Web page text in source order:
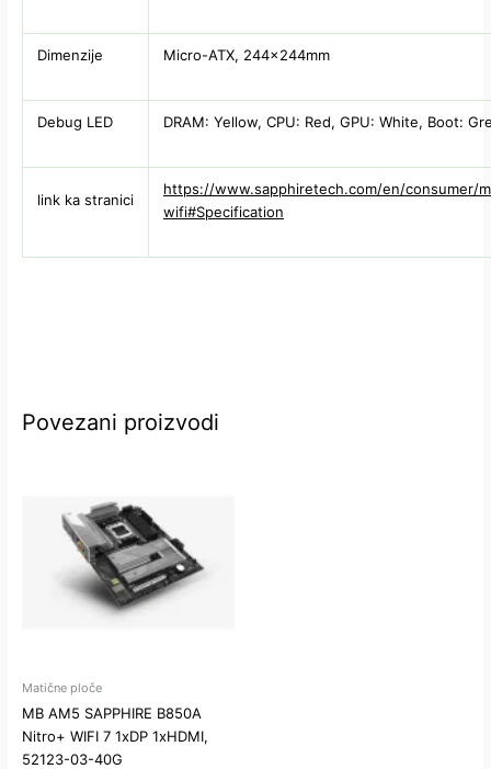
Dimenzije Micro-ATX, 244x244mm
Debug LED DRAM: Yellow, CPU: Red, GPU: White, Boot:
link ka stranici
https://www.sapphiretech.com/en/consumer/
wifi#Specification
Povezani proizvodi
Matične ploče
MB AM5 SAPPHIRE B850A
Nitro+ WIFI 7 1xDP 1xHDMI,
52123-03-40G